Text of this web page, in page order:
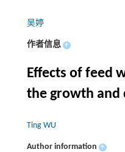
吴婷
作者信息 +
Effects of feed
the growth and
Ting WU
Author information +